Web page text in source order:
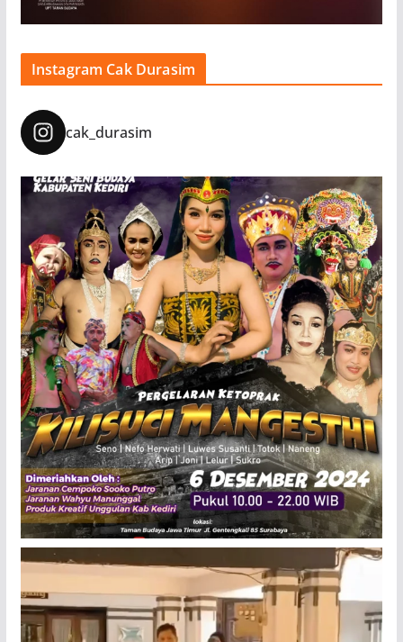
Instagram Cak Durasim
cak_durasim